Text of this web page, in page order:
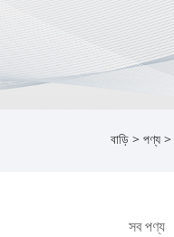
বাড়ি > পণ্য >
সব পণ্য